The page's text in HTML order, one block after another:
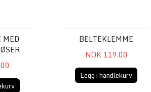
MED
BELTEKLEMME
NOK 119.00
Legg i handlekurv